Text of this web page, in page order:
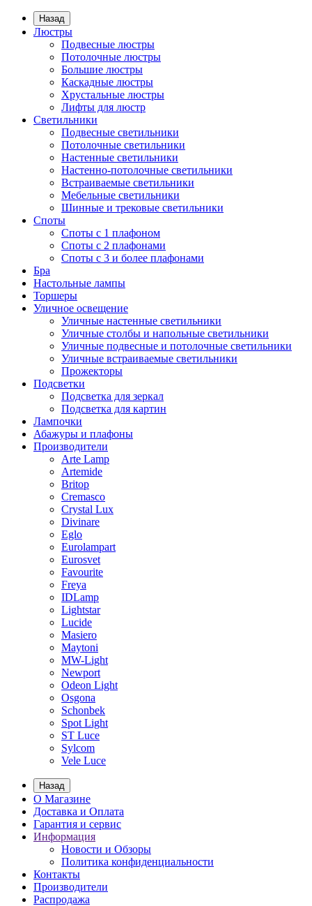
Назад
Люстры
Подвесные люстры
Потолочные люстры
Большие люстры
Каскадные люстры
Хрустальные люстры
Лифты для люстр
Светильники
Подвесные светильники
Потолочные светильники
Настенные светильники
Настенно-потолочные светильники
Встраиваемые светильники
Мебельные светильники
Шинные и трековые светильники
Споты
Споты с 1 плафоном
Споты с 2 плафонами
Споты с 3 и более плафонами
Бра
Настольные лампы
Торшеры
Уличное освещение
Уличные настенные светильники
Уличные столбы и напольные светильники
Уличные подвесные и потолочные светильники
Уличные встраиваемые светильники
Прожекторы
Подсветки
Подсветка для зеркал
Подсветка для картин
Лампочки
Абажуры и плафоны
Производители
Arte Lamp
Artemide
Britop
Cremasco
Crystal Lux
Divinare
Eglo
Eurolampart
Eurosvet
Favourite
Freya
IDLamp
Lightstar
Lucide
Masiero
Maytoni
MW-Light
Newport
Odeon Light
Osgona
Schonbek
Spot Light
ST Luce
Sylcom
Vele Luce
Назад
О Магазине
Доставка и Оплата
Гарантия и сервис
Информация
Новости и Обзоры
Политика конфиденциальности
Контакты
Производители
Распродажа